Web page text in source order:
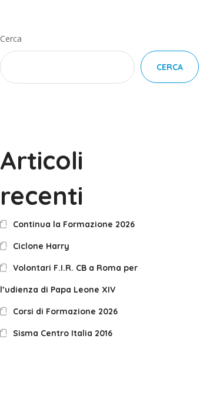
Cerca
CERCA
Articoli
recenti
Continua la Formazione 2026
Ciclone Harry
Volontari F.I.R. CB a Roma per
l’udienza di Papa Leone XIV
Corsi di Formazione 2026
Sisma Centro Italia 2016